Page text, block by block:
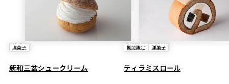
洋菓子
新和三盆シュークリーム
期間限定 洋菓子
ティラミスロール